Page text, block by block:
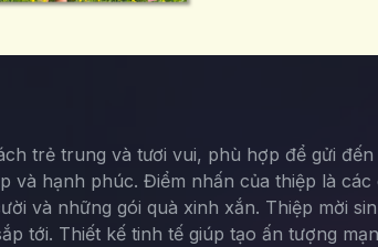
trẻ trung và tươi vui, phù hợp để gửi
và hạnh phúc. Điểm nhấn của thiệp là
và những gói quà xinh xắn. Thiệp mời
tới. Thiết kế tinh tế giúp tạo ấn tượng